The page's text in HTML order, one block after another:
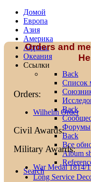
Домой
Европа
Азия
Америка
Африка
Океания
Ссылки
Back
Список
Back
Форумы
Back
Все
Album
Search
Orders and
Orders:
Wilhelm Order
Civil Awards:
Military Awards:
War Medal 1814/
Long Service